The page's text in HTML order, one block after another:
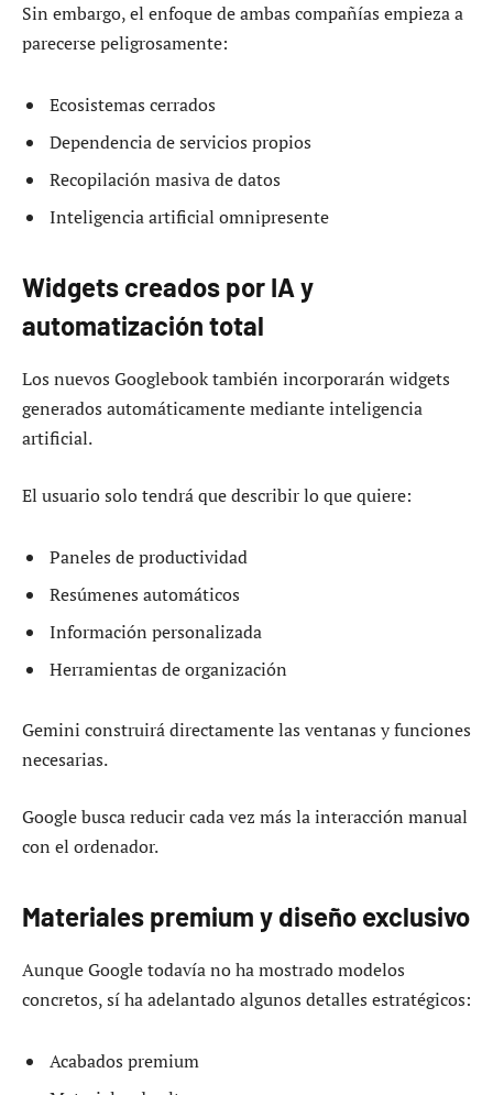
Sin embargo, el enfoque de ambas compañías empieza a
parecerse peligrosamente:
Ecosistemas cerrados
Dependencia de servicios propios
Recopilación masiva de datos
Inteligencia artificial omnipresente
Widgets creados por IA y
automatización total
Los nuevos Googlebook también incorporarán widgets
generados automáticamente mediante inteligencia
artificial.
El usuario solo tendrá que describir lo que quiere:
Paneles de productividad
Resúmenes automáticos
Información personalizada
Herramientas de organización
Gemini construirá directamente las ventanas y funciones
necesarias.
Google busca reducir cada vez más la interacción manual
con el ordenador.
Materiales premium y diseño exclusivo
Aunque Google todavía no ha mostrado modelos
concretos, sí ha adelantado algunos detalles estratégicos:
Acabados premium